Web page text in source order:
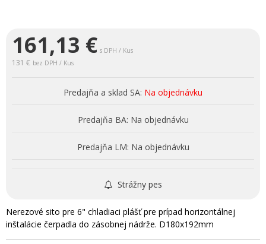
161,13 € s DPH / Kus
131 € bez DPH / Kus
Predajňa a sklad SA: Na objednávku
Predajňa BA: Na objednávku
Predajňa LM: Na objednávku
Strážny pes
Nerezové sito pre 6" chladiaci plášť pre prípad horizontálnej
inštalácie čerpadla do zásobnej nádrže. D180x192mm